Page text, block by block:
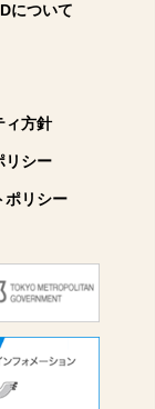
について
ィ方針
リシー
ポリシー